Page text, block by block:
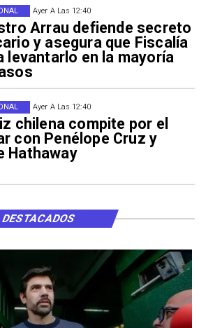
Ayer A Las 12:40
Arrau defiende secreto
y asegura que Fiscalía
levantarlo en la mayoría
Ayer A Las 12:40
chilena compite por el
con Penélope Cruz y
Hathaway
DESTACADOS